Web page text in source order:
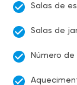
Salas de
Salas de
Número de